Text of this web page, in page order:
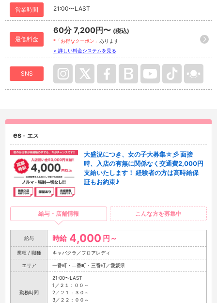
営業時間 21:00〜LAST
最低料金
60分 7,200円〜 (税込)
*「お得なクーポン」 あります
> 詳しい料金システムを見る
SNS
es - エス
大盛況につき、女の子大募集☆彡 面接
時、入店の有無に関係なく交通費2,000円
支給いたします！ 経験者の方は高時給保
証もお約束♪
給与・店舗情報 こんな方を募集中
給与 時給 4,000 円～
業種 / 職種 キャバクラ／フロアレディ
エリア 一番町・二番町・三番町／愛媛県
勤務時間
21:00〜LAST
1／２１：００～
2／２１：３０～
3／２２：００～